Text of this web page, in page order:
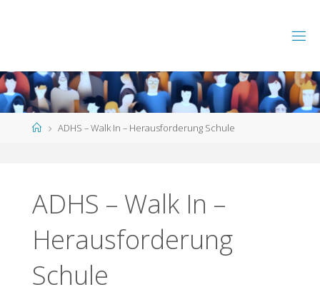
HomeADHS – Walk In – Herausforderung Schule
ADHS – Walk In –
Herausforderung
Schule